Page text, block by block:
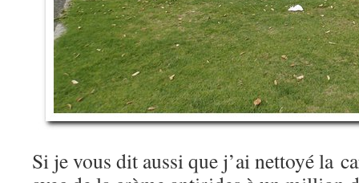
Si je vous dit aussi que j’ai nettoyé la